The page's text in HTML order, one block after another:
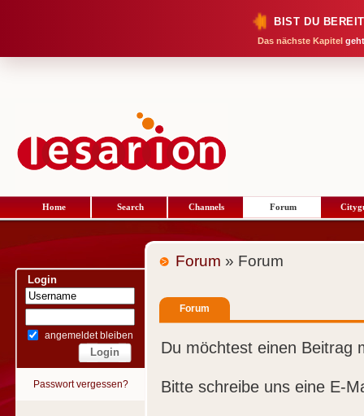
BIST DU
Das nächste Kapitel
Home Search Channels Forum
Login
angemeldet bleiben
Passwort vergessen?
Forum » Forum
Forum
Du möchtest einen Beitrag
Bitte schreibe uns eine E-